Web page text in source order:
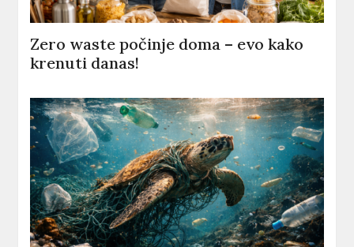
Zero waste počinje doma – evo kako
krenuti danas!